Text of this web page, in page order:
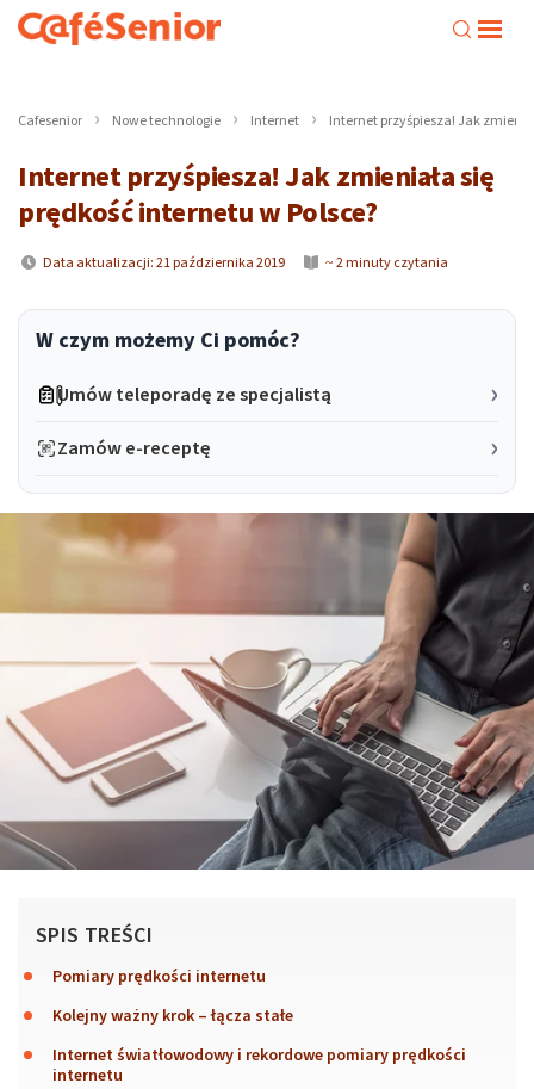
Cafesenior Nowe technologie Internet Internet przyśpiesza! Jak
Internet przyśpiesza! Jak zmieniała się
prędkość internetu w Polsce?
Data aktualizacji: 21 października 2019 ~ 2 minuty czytania
W czym możemy Ci pomóc?
Umów teleporadę ze specjalistą
Zamów e-receptę
SPIS TREŚCI
Pomiary prędkości internetu
Kolejny ważny krok – łącza stałe
Internet światłowodowy i rekordowe pomiary prędkości
internetu